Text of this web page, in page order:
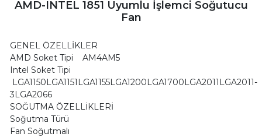
AMD-INTEL 1851 Uyumlu İşlemci Soğutucu
Fan
GENEL ÖZELLİKLER
AMD Soket Tipi AM4AM5
Intel Soket Tipi
LGA1150LGA1151LGA1155LGA1200LGA1700LGA2011LGA2011-
3LGA2066
SOĞUTMA ÖZELLİKLERİ
Soğutma Türü
Fan Soğutmalı